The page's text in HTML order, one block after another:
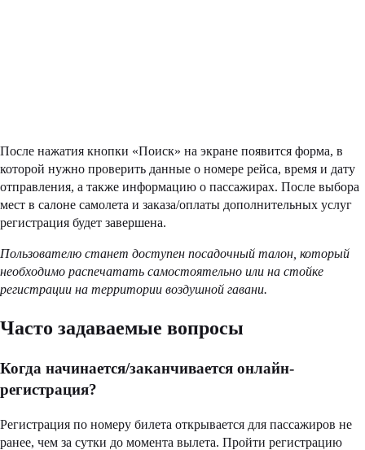
После нажатия кнопки «Поиск» на экране появится форма, в
которой нужно проверить данные о номере рейса, время и дату
отправления, а также информацию о пассажирах. После выбора
мест в салоне самолета и заказа/оплаты дополнительных услуг
регистрация будет завершена.
Пользователю станет доступен посадочный талон, который
необходимо распечатать самостоятельно или на стойке
регистрации на территории воздушной гавани.
Часто задаваемые вопросы
Когда начинается/заканчивается онлайн-
регистрация?
Регистрация по номеру билета открывается для пассажиров не
ранее, чем за сутки до момента вылета. Пройти регистрацию